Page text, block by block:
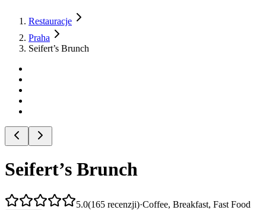
Restauracje
Praha
Seifert’s Brunch
Seifert’s Brunch
5.0(165 recenzji)·Coffee, Breakfast, Fast Food